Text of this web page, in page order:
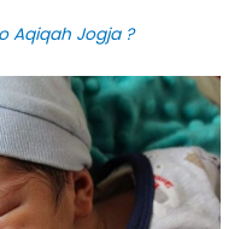
Aqiqah Jogja ?